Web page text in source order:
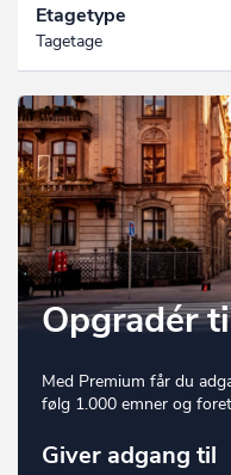
Etagetype
Tagetage
Opgradér
Med Premium får du
følg 1.000 emner og
Giver adgang til